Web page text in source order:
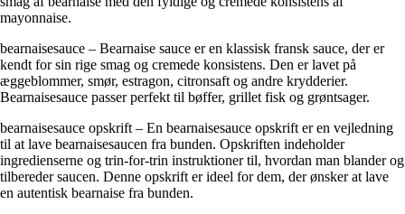
mayonnaise.
bearnaisesauce – Bearnaise sauce er en klassisk fransk sauce, der er
kendt for sin rige smag og cremede konsistens. Den er lavet på
æggeblommer, smør, estragon, citronsaft og andre krydderier.
Bearnaisesauce passer perfekt til bøffer, grillet fisk og grøntsager.
bearnaisesauce opskrift – En bearnaisesauce opskrift er en vejledning
til at lave bearnaisesaucen fra bunden. Opskriften indeholder
ingredienserne og trin-for-trin instruktioner til, hvordan man blander og
tilbereder saucen. Denne opskrift er ideel for dem, der ønsker at lave
en autentisk bearnaise fra bunden.